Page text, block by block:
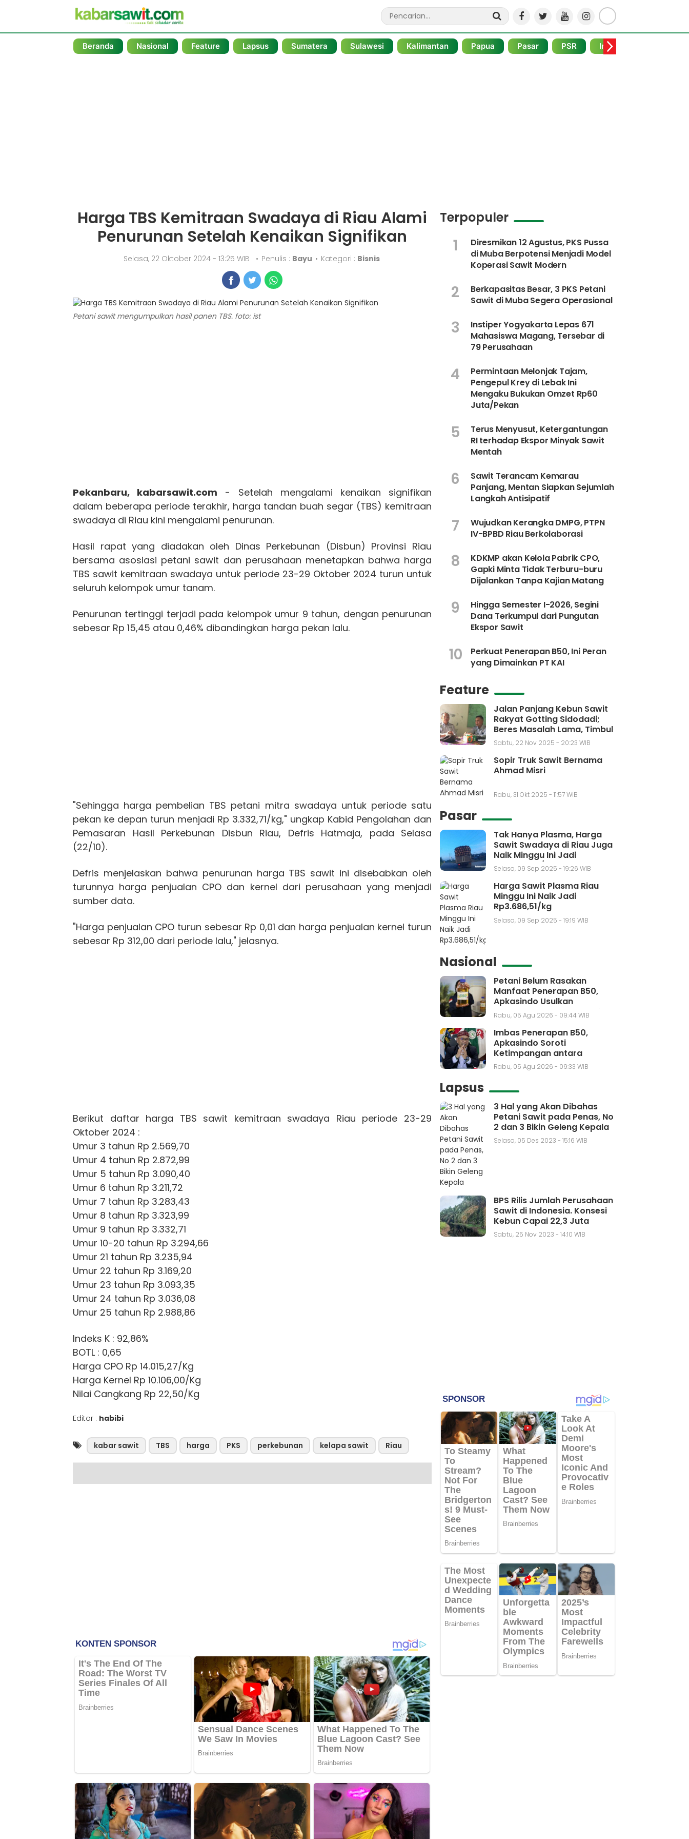
Beranda Nasional Feature Lapsus Sumatera Sulawesi Kalimantan Papua Pasar PSR Internasional
Harga TBS Kemitraan Swadaya di Riau Alami
Penurunan Setelah Kenaikan Signifikan
Selasa, 22 Oktober 2024 - 13:25 WIB • Penulis : Bayu • Kategori : Bisnis
Petani sawit mengumpulkan hasil panen TBS. foto: ist
Pekanbaru, kabarsawit.com - Setelah mengalami kenaikan signifikan
dalam beberapa periode terakhir, harga tandan buah segar (TBS) kemitraan
swadaya di Riau kini mengalami penurunan.
Hasil rapat yang diadakan oleh Dinas Perkebunan (Disbun) Provinsi Riau
bersama asosiasi petani sawit dan perusahaan menetapkan bahwa harga
TBS sawit kemitraan swadaya untuk periode 23-29 Oktober 2024 turun untuk
seluruh kelompok umur tanam.
Penurunan tertinggi terjadi pada kelompok umur 9 tahun, dengan penurunan
sebesar Rp 15,45 atau 0,46% dibandingkan harga pekan lalu.
"Sehingga harga pembelian TBS petani mitra swadaya untuk periode satu
pekan ke depan turun menjadi Rp 3.332,71/kg," ungkap Kabid Pengolahan dan
Pemasaran Hasil Perkebunan Disbun Riau, Defris Hatmaja, pada Selasa
(22/10).
Defris menjelaskan bahwa penurunan harga TBS sawit ini disebabkan oleh
turunnya harga penjualan CPO dan kernel dari perusahaan yang menjadi
sumber data.
"Harga penjualan CPO turun sebesar Rp 0,01 dan harga penjualan kernel turun
sebesar Rp 312,00 dari periode lalu," jelasnya.
Berikut daftar harga TBS sawit kemitraan swadaya Riau periode 23-29
Oktober 2024 :
Umur 3 tahun Rp 2.569,70
Umur 4 tahun Rp 2.872,99
Umur 5 tahun Rp 3.090,40
Umur 6 tahun Rp 3.211,72
Umur 7 tahun Rp 3.283,43
Umur 8 tahun Rp 3.323,99
Umur 9 tahun Rp 3.332,71
Umur 10-20 tahun Rp 3.294,66
Umur 21 tahun Rp 3.235,94
Umur 22 tahun Rp 3.169,20
Umur 23 tahun Rp 3.093,35
Umur 24 tahun Rp 3.036,08
Umur 25 tahun Rp 2.988,86
Indeks K : 92,86%
BOTL : 0,65
Harga CPO Rp 14.015,27/Kg
Harga Kernel Rp 10.106,00/Kg
Nilai Cangkang Rp 22,50/Kg
Editor : habibi
kabar sawit TBS harga PKS perkebunan kelapa sawit Riau
Terpopuler
1
Diresmikan 12 Agustus, PKS Pussa
di Muba Berpotensi Menjadi Model
Koperasi Sawit Modern
2
Berkapasitas Besar, 3 PKS Petani
Sawit di Muba Segera Operasional
3
Instiper Yogyakarta Lepas 671
Mahasiswa Magang, Tersebar di
79 Perusahaan
4
Permintaan Melonjak Tajam,
Pengepul Krey di Lebak Ini
Mengaku Bukukan Omzet Rp60
Juta/Pekan
5
Terus Menyusut, Ketergantungan
RI terhadap Ekspor Minyak Sawit
Mentah
6
Sawit Terancam Kemarau
Panjang, Mentan Siapkan Sejumlah
Langkah Antisipatif
7
Wujudkan Kerangka DMPG, PTPN
IV-BPBD Riau Berkolaborasi
8
KDKMP akan Kelola Pabrik CPO,
Gapki Minta Tidak Terburu-buru
Dijalankan Tanpa Kajian Matang
9
Hingga Semester I-2026, Segini
Dana Terkumpul dari Pungutan
Ekspor Sawit
10
Perkuat Penerapan B50, Ini Peran
yang Dimainkan PT KAI
Feature
Jalan Panjang Kebun Sawit
Rakyat Gotting Sidodadi;
Beres Masalah Lama, Timbul
Masalah Baru
Sabtu, 22 Nov 2025 - 20:23 WIB
Sopir Truk Sawit Bernama
Ahmad Misri
Rabu, 31 Okt 2025 - 11:57 WIB
Pasar
Tak Hanya Plasma, Harga
Sawit Swadaya di Riau Juga
Naik Minggu Ini Jadi
Rp3.650,30/kg
Selasa, 09 Sep 2025 - 19:26 WIB
Harga Sawit Plasma Riau
Minggu Ini Naik Jadi
Rp3.686,51/kg
Selasa, 09 Sep 2025 - 19:19 WIB
Nasional
Petani Belum Rasakan
Manfaat Penerapan B50,
Apkasindo Usulkan
Pembentukan Bursa Sawit
Indonesia
Rabu, 05 Agu 2026 - 09:44 WIB
Imbas Penerapan B50,
Apkasindo Soroti
Ketimpangan antara
Kebutuhan dengan Kenaikan
Produksi CPO
Rabu, 05 Agu 2026 - 09:33 WIB
Lapsus
3 Hal yang Akan Dibahas
Petani Sawit pada Penas, No
2 dan 3 Bikin Geleng Kepala
Selasa, 05 Des 2023 - 15:16 WIB
BPS Rilis Jumlah Perusahaan
Sawit di Indonesia. Konsesi
Kebun Capai 22,3 Juta
Hektar
Sabtu, 25 Nov 2023 - 14:10 WIB